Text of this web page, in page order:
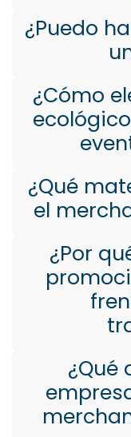
¿Puedo
¿Cómo
¿Qué
el
¿Por
¿Qué